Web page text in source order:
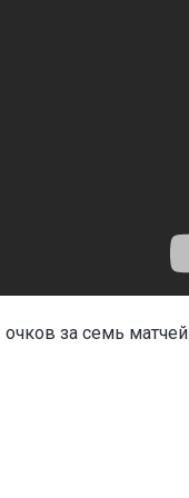
за семь